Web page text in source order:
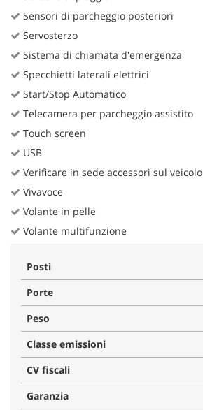
Sensori di parcheggio posteriori
Servosterzo
Sistema di chiamata d'emergenza
Specchietti laterali elettrici
Start/Stop Automatico
Telecamera per parcheggio assistito
Touch screen
USB
Verificare in sede accessori sul veicolo
Vivavoce
Volante in pelle
Volante multifunzione
Posti
Porte
Peso
Classe emissioni
CV fiscali
Garanzia